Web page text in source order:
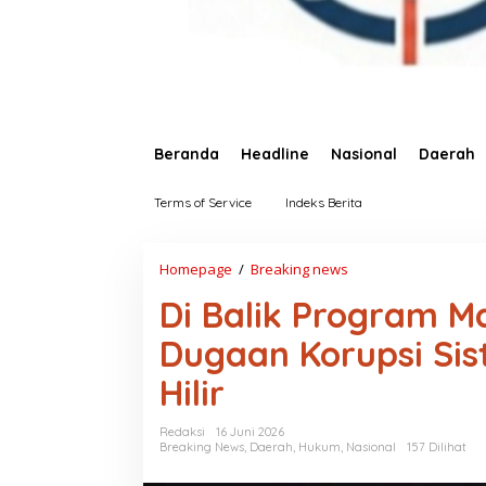
Beranda Headline Nasional Daerah
Terms of Service Indeks Berita
Homepage / Breaking news
B
a
l
o
Di Balik Program
Dugaan Korupsi
Hilir
Redaksi
16 Juni 2026
Breaking News, Daerah, Hukum, Nasional 157 Dilihat